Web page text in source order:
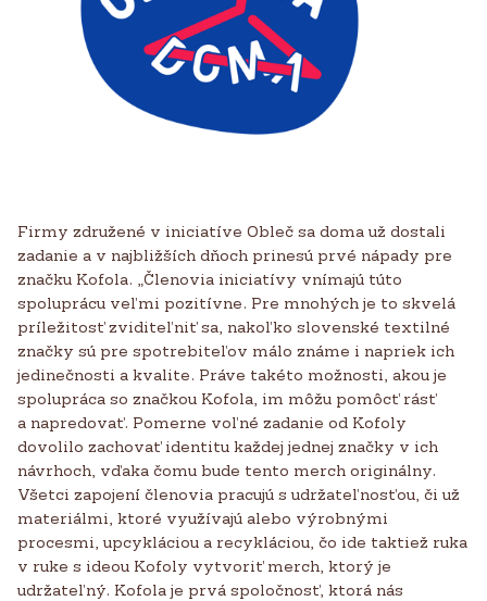
Firmy združené v iniciatíve Obleč sa doma už dostali
zadanie a v najbližších dňoch prinesú prvé nápady pre
značku Kofola. „Členovia iniciatívy vnímajú túto
spoluprácu veľmi pozitívne. Pre mnohých je to skvelá
príležitosť zviditeľniť sa, nakoľko slovenské textilné
značky sú pre spotrebiteľov málo známe i napriek ich
jedinečnosti a kvalite. Práve takéto možnosti, akou je
spolupráca so značkou Kofola, im môžu pomôcť rásť
a napredovať. Pomerne voľné zadanie od Kofoly
dovolilo zachovať identitu každej jednej značky v ich
návrhoch, vďaka čomu bude tento merch originálny.
Všetci zapojení členovia pracujú s udržateľnosťou, či už
materiálmi, ktoré využívajú alebo výrobnými
procesmi, upcykláciou a recykláciou, čo ide taktiež ruka
v ruke s ideou Kofoly vytvoriť merch, ktorý je
udržateľný. Kofola je prvá spoločnosť, ktorá nás